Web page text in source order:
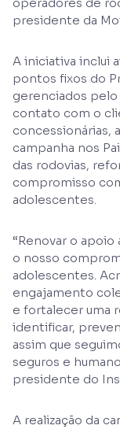
presidente da
A iniciativa inclui
pontos fixos do
gerenciados
contato com o
concessionárias,
campanha nos
das rodovias,
compromisso
adolescentes.
“Renovar o apoio
o nosso
adolescentes.
engajamento
e fortalecer uma
identificar,
assim que
seguros e
presidente do
A realização da